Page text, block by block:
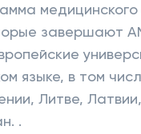
завершают
языке, в том
Литве,
.